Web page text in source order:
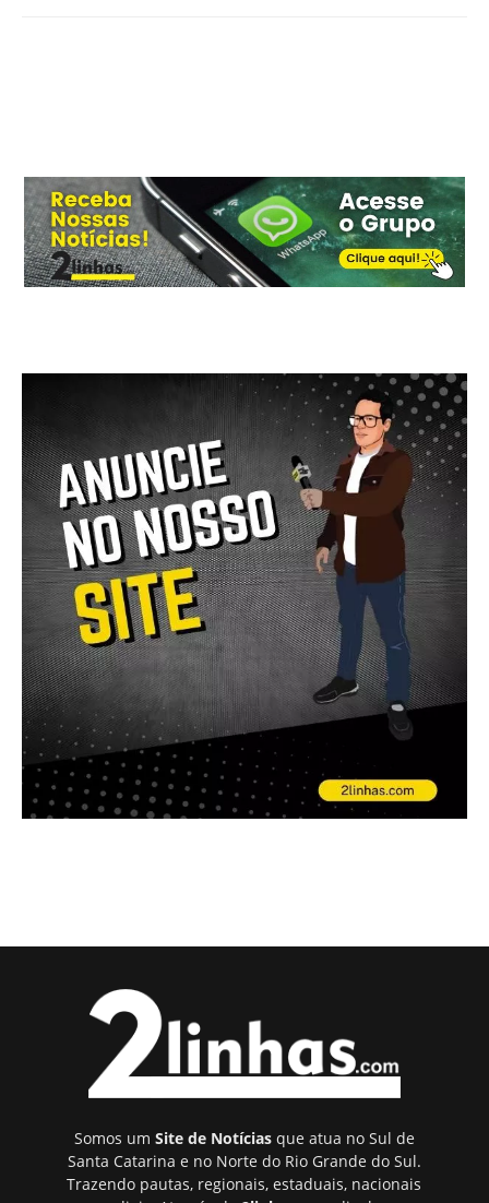
Somos um Site de Notíciasque atua no Sul de
Santa Catarina e no Norte do Rio Grande do Sul.
Trazendo pautas, regionais, estaduais, nacionais